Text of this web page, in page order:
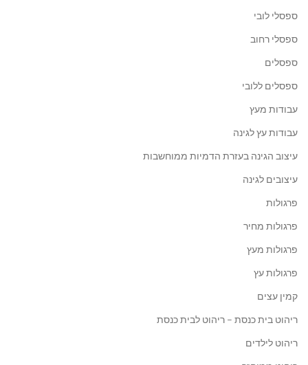
ספסלי לובי
ספסלי רחוב
ספסלים
ספסלים ללובי
עבודות מעץ
עבודות עץ לגינה
עיצוב הגינה בעזרת הדמיות ממוחשבות
עיצובים לגינה
פרגולות
פרגולות מחיר
פרגולות מעץ
פרגולות עץ
קמין עצים
ריהוט בית כנסת – ריהוט לבית כנסת
ריהוט לילדים